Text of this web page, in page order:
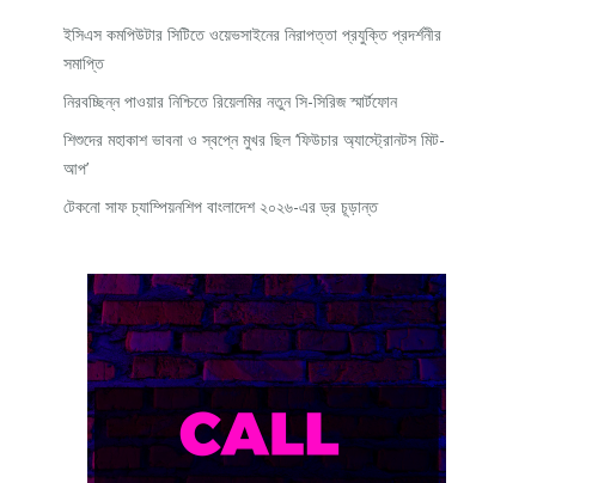
ইসিএস কমপিউটার সিটিতে ওয়েভসাইনের নিরাপত্তা প্রযুক্তি প্রদর্শনীর
সমাপ্তি
নিরবচ্ছিন্ন পাওয়ার নিশ্চিতে রিয়েলমির নতুন সি-সিরিজ স্মার্টফোন
শিশুদের মহাকাশ ভাবনা ও স্বপ্নে মুখর ছিল ‘ফিউচার অ্যাস্ট্রোনটস মিট-
আপ’
টেকনো সাফ চ্যাম্পিয়নশিপ বাংলাদেশ ২০২৬-এর ড্র চূড়ান্ত